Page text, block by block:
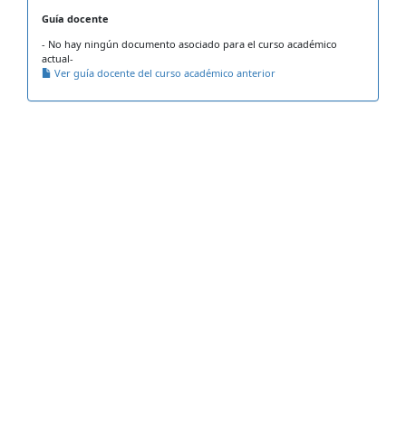
Guía docente
- No hay ningún documento asociado para el curso académico
actual-
Ver guía docente del curso académico anterior